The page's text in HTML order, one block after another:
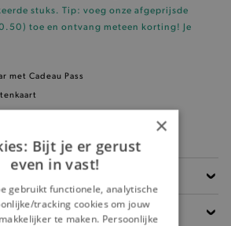
stuks. Tip: voeg onze afgeprijsde
toe en ontvang meteen korting! Je
met Cadeau Pass
99 EUR
2 werkdagen
×
Bijt je er gerust
even in vast!
gebruikt functionele, analytische
tracking cookies om jouw
te maken. Persoonlijke